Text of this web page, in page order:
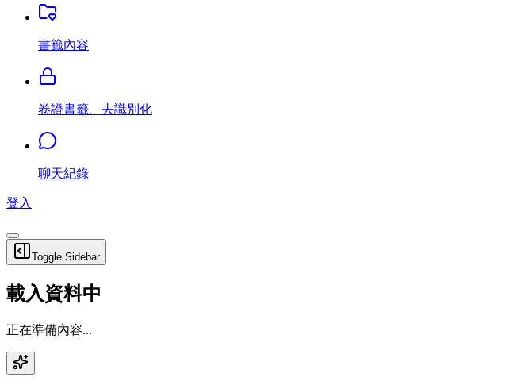
書籤內容
卷證書籤、去識別化
聊天紀錄
登入
Toggle Sidebar
載入資料中
正在準備內容...